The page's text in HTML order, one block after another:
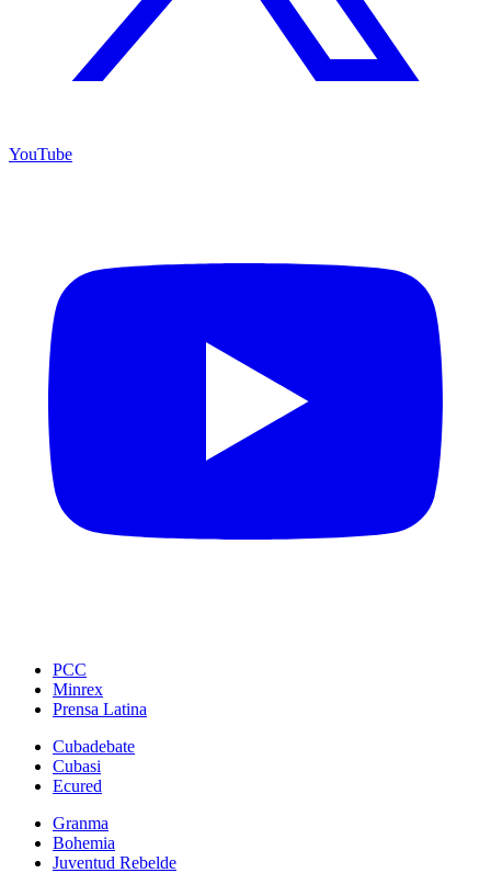
YouTube
PCC
Minrex
Prensa Latina
Cubadebate
Cubasi
Ecured
Granma
Bohemia
Juventud Rebelde